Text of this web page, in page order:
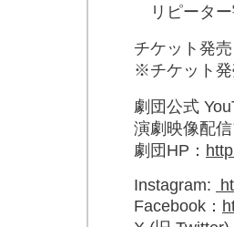
リピーター
チケット発
※チケット発
劇団公式
演劇映像配
劇団HP：
Instagram:
Facebook：